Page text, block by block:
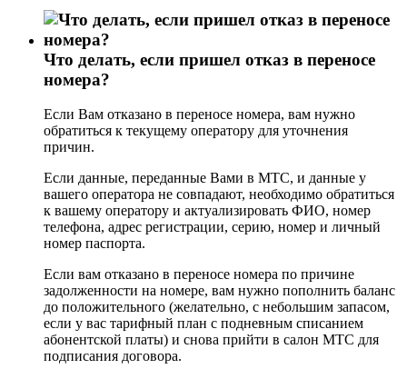
Что делать, если пришел отказ в переносе
номера?
Если Вам отказано в переносе номера, вам нужно
обратиться к текущему оператору для уточнения
причин.
Если данные, переданные Вами в МТС, и данные у
вашего оператора не совпадают, необходимо обратиться
к вашему оператору и актуализировать ФИО, номер
телефона, адрес регистрации, серию, номер и личный
номер паспорта.
Если вам отказано в переносе номера по причине
задолженности на номере, вам нужно пополнить баланс
до положительного (желательно, с небольшим запасом,
если у вас тарифный план с подневным списанием
абонентской платы) и снова прийти в салон МТС для
подписания договора.